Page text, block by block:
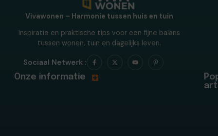
Vivawonen – Harmonie tussen huis en tuin
Inspiratie en praktische tips voor een fijne balans
tussen wonen, tuin en dagelijks leven.
Sociaal Netwerk :
Onze informatie